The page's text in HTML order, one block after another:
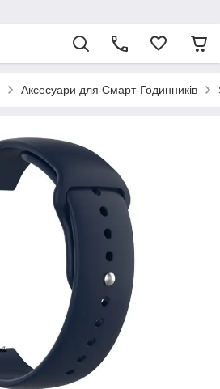
Аксесуари для Смарт-Годинників